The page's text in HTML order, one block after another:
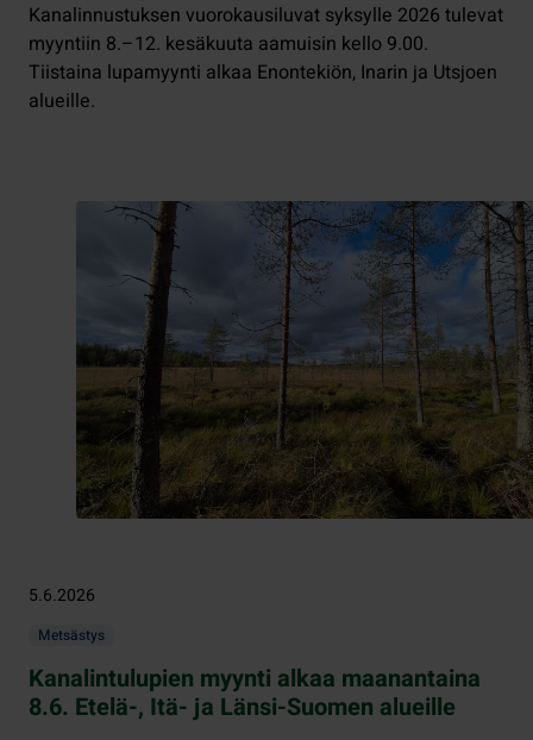
Kanalinnustuksen vuorokausiluvat syksylle 2026 tulevat
myyntiin 8.–12. kesäkuuta aamuisin kello 9.00.
Tiistaina lupamyynti alkaa Enontekiön, Inarin ja Utsjoen
alueille.
5.6.2026
Metsästys
Kanalintulupien myynti alkaa maanantaina
8.6. Etelä-, Itä- ja Länsi-Suomen alueille